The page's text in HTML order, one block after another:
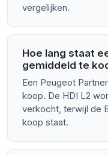
vergelijken.
Hoe lang staat
gemiddeld te
Een Peugeot
koop. De HDI L2
verkocht, terwijl de
koop staat.